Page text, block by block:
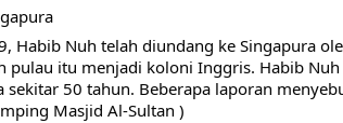
Habib Nuh telah diundang ke Singapura
pulau itu menjadi koloni Inggris. Habib
sekitar 50 tahun. Beberapa laporan
Masjid Al-Sultan )